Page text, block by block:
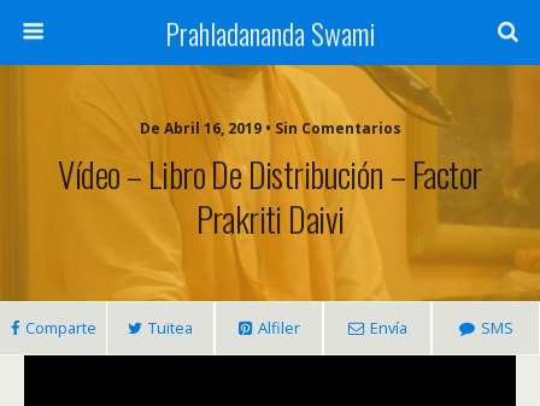
Prahladananda Swami
De Abril 16, 2019 • Sin Comentarios
Vídeo – Libro De Distribución – Factor
Prakriti Daivi
Comparte Tuitea Alfiler Envía SMS